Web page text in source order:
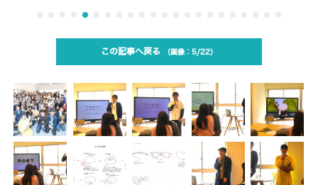
この記事へ戻る 5/22